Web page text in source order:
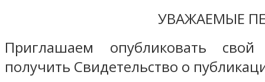
УВАЖАЕМЫЕ
Приглашаем опубликовать
получить Свидетельство о